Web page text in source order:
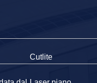
Cutlite